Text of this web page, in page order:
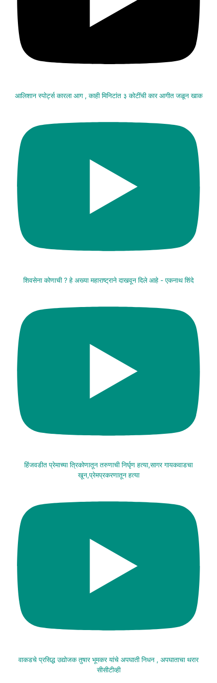
आलिशान स्पोर्ट्स कारला आग , काही मिनिटांत ३ कोटींची कार आगीत जळून खाक
शिवसेना कोणाची ? हे अख्या महाराष्ट्राने दाखवून दिले आहे - एकनाथ शिंदे
हिंजवडीत प्रेमाच्या त्रिकोणातून तरुणाची निर्घृण हत्या,सागर गायकवाडचा
खून,प्रेमप्रकरणातून हत्या
वाकडचे प्रसिद्ध उद्योजक तुषार भूमकर यांचे अपघाती निधन , अपघाताचा थरार
सीसीटीव्ही